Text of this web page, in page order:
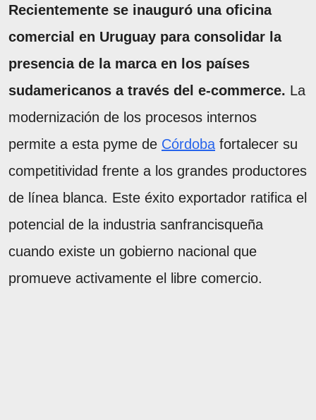
Recientemente se inauguró una oficina
comercial en Uruguay para consolidar la
presencia de la marca en los países
sudamericanos a través del e-commerce. La
modernización de los procesos internos
permite a esta pyme de Córdoba fortalecer su
competitividad frente a los grandes productores
de línea blanca. Este éxito exportador ratifica el
potencial de la industria sanfrancisqueña
cuando existe un gobierno nacional que
promueve activamente el libre comercio.